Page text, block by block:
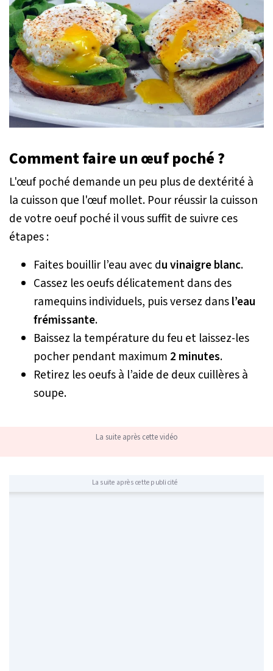
Comment faire un œuf poché ?
L'œuf poché demande un peu plus de dextérité à
la cuisson que l'œuf mollet. Pour réussir la cuisson
de votre oeuf poché il vous suffit de suivre ces
étapes :
Faites bouillir l’eau avec du vinaigre blanc.
Cassez les oeufs délicatement dans des
ramequins individuels, puis versez dansl’eau
frémissante.
Baissez la température du feu et laissez-les
pocher pendant maximum 2 minutes.
Retirez les oeufs à l’aide de deux cuillères à
soupe.
La suite après cette vidéo
La suite après cette publicité